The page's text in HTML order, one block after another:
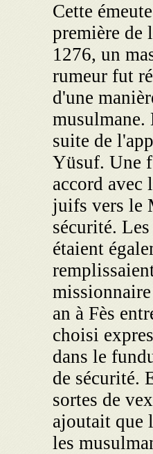
Cette
première de
1276, un
rumeur fut
d'une
suite de
Yüsuf. Une
accord avec
juifs vers le
sécurité.
étaient
an à Fès
choisi
dans le
de sécurité.
sortes de
ajoutait que
les